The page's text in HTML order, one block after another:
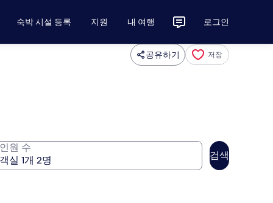
숙박 시설 등록 지원 내 여행 로그인
공유하기 저장
인원 수
검색